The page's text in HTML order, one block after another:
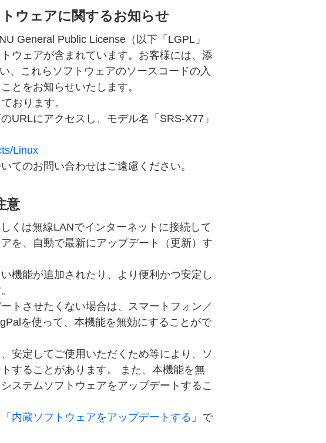
ウェアに関するお知らせ
General Public License（以下「LGPL」
ウェアが含まれています。お客様には、添
、これらソフトウェアのソースコードの入
とをお知らせいたします。
おります。
URLにアクセスし、モデル名「SRS-X77」
Linux
てのお問い合わせはご遠慮ください。
意
くは無線LANでインターネットに接続して
を、自動で最新にアップデート（更新）す
機能が追加されたり、より便利かつ安定し
トさせたくない場合は、スマートフォン／
を使って、本機能を無効にすることがで
安定してご使用いただくため等により、ソ
することがあります。 また、本機能を無
ステムソフトウェアをアップデートするこ
内蔵ソフトウェアをアップデートする 」で